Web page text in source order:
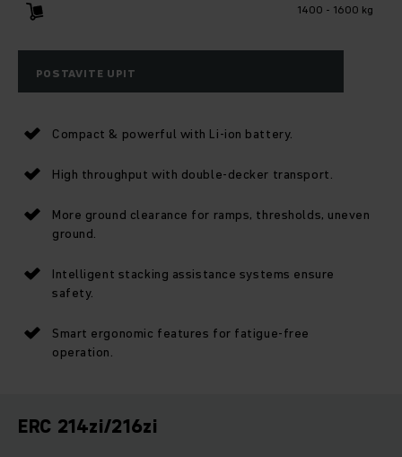
1400 - 1600 kg
POSTAVITE UPIT
Compact & powerful with Li-ion battery.
High throughput with double-decker transport.
More ground clearance for ramps, thresholds, uneven
ground.
Intelligent stacking assistance systems ensure
safety.
Smart ergonomic features for fatigue-free
operation.
ERC 214zi/216zi